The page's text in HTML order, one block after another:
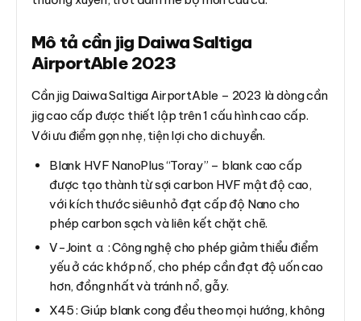
Mô tả cần jig Daiwa Saltiga
AirportAble 2023
Cần jig Daiwa Saltiga AirportAble – 2023 là dòng cần
jig cao cấp được thiết lập trên 1 cấu hình cao cấp.
Với ưu điểm gọn nhẹ, tiện lợi cho di chuyển.
Blank HVF NanoPlus “Toray” – blank cao cấp
được tạo thành từ sợi carbon HVF mật độ cao,
với kích thước siêu nhỏ đạt cấp độ Nano cho
phép carbon sạch và liên kết chặt chẽ.
V-Joint α : Công nghệ cho phép giảm thiểu điểm
yếu ở các khớp nố, cho phép cần đạt độ uốn cao
hơn, đồng nhất và tránh nổ, gẫy.
X45 : Giúp blank cong đều theo mọi hướng, không